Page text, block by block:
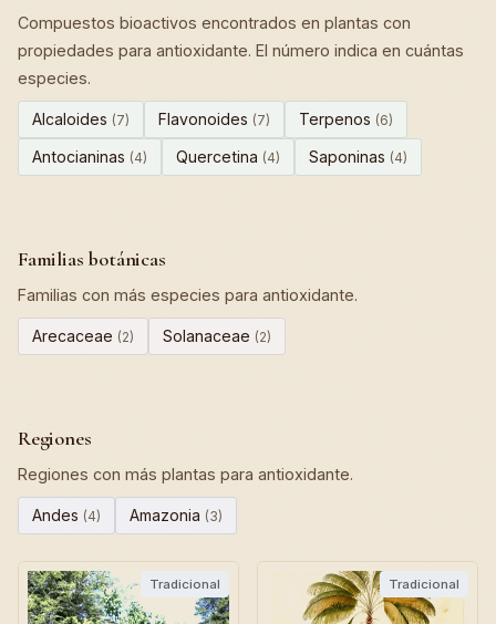
Compuestos bioactivos encontrados en plantas con
propiedades para antioxidante. El número indica en cuántas
especies.
Alcaloides (7) Flavonoides (7) Terpenos (6)
Antocianinas (4) Quercetina (4) Saponinas (4)
Familias botánicas
Familias con más especies para antioxidante.
Arecaceae (2) Solanaceae (2)
Regiones
Regiones con más plantas para antioxidante.
Andes (4) Amazonia (3)
Tradicional Tradicional